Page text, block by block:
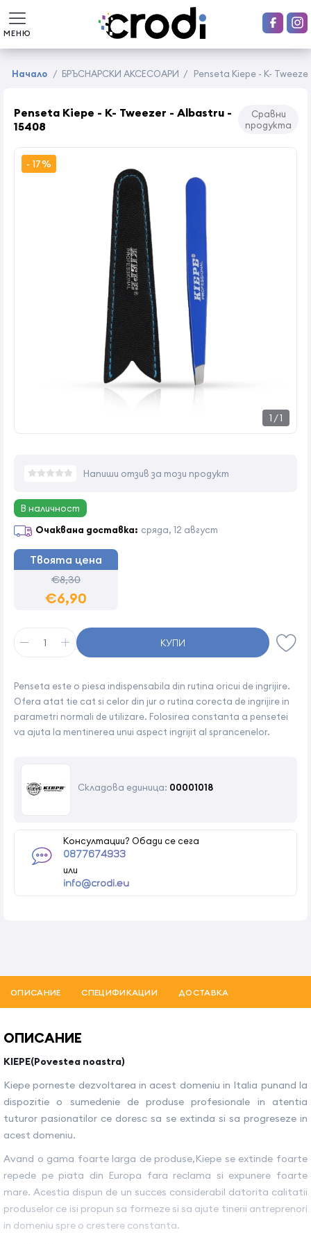
МЕНЮ
Начало / БРЪСНАРСКИ АКСЕСОАРИ / Penseta Kiepe - K-
Penseta Kiepe - K- Tweezer - Albastru -
15408
Сравни
продукта
1 /1
- 17%
Penseta este o piesa indispensabila din rutina oricui de ingrijire.
Ofera atat tie cat si celor din jur o rutina corecta de ingrijire in
parametri normali de utilizare. Folosirea constanta a pensetei
va ajuta la mentinerea unui aspect ingrijit al sprancenelor.
Складова единица: 00001018
Консултации? Обади се сега
0877674933
или
info@crodi.eu
Напиши отзив за този продукт
В наличност
Очаквана доставка: сряда, 12 август
Твоята цена
€8,30
€6,90
КУПИ
ОПИСАНИЕ СПЕЦИФИКАЦИИ ДОСТАВКА
ОПИСАНИЕ
KIEPE(Povestea noastra)
Kiepe porneste dezvoltarea in acest domeniu in Italia punand la
dispozitie o sumedenie de produse profesionale in atentia
tuturor pasionatilor ce doresc sa se extinda si sa progreseze in
acest domeniu.
Avand o gama foarte larga de produse,Kiepe se extinde foarte
repede pe piata din Europa fara reclama si expunere foarte
mare. Acestia dispun de un succes considerabil datorita calitatii
produselor ce isi propun sa formeze si sa ajute tinerii antreprenori
in domeniu spre o crestere constanta.